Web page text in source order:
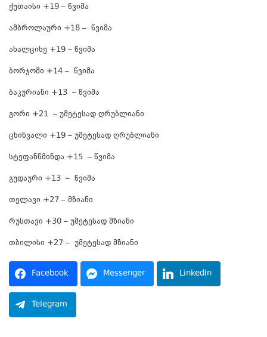
ქუთაისი +19 – წვიმა
ამბროლაური +18 – წვიმა
ახალციხე +19 – წვიმა
ბორჯომი +14 – წვიმა
ბაკურიანი +13 – წვიმა
გორი +21 – უმეტესად ღრუბლიანი
ცხინვალი +19 – უმეტესად ღრუბლიანი
სტეფანწმინდა +15 – წვიმა
გუდაური +13 – წვიმა
თელავი +27 – მზიანი
რუსთავი +30 – უმეტესად მზიანი
თბილისი +27 – უმეტესად მზიანი
Facebook Messenger LinkedIn
Telegram